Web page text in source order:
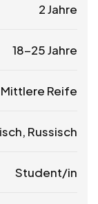
2 Jahre
18-25 Jahre
Mittlere Reife
Russisch
Student/in